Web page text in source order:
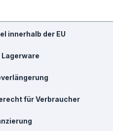
innerhalb der EU
Lagerware
für Verbraucher